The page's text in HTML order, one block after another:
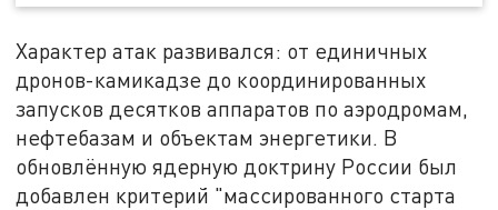
Характер атак развивался: от единичных
дронов-камикадзе до координированных
запусков десятков аппаратов по аэродромам,
нефтебазам и объектам энергетики. В
обновлённую ядерную доктрину России был
добавлен критерий "массированного старта